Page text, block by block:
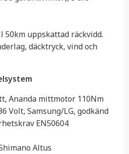
50km uppskattad räckvidd.
däcktryck, vind och
Ananda mittmotor 110Nm
Volt, Samsung/LG, godkänd
EN50604
Altus